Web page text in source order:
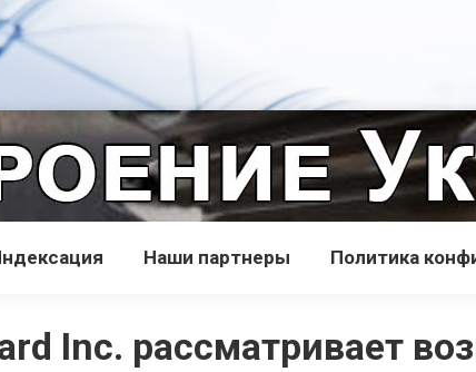
Наши партнеры Политика
Inc. рассматривает